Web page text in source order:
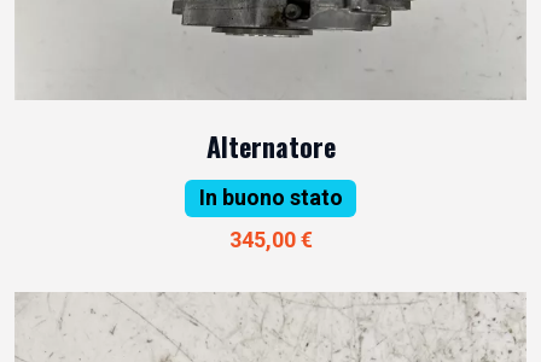
Alternatore
In buono stato
345,00 €